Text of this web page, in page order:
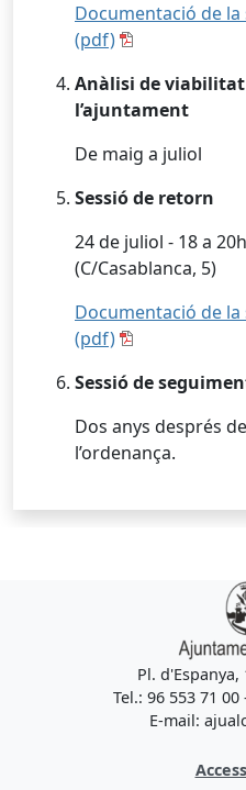
Documentació de la
(pdf)
Anàlisi de
l’ajuntament
De maig a juliol
Sessió de retorn
24 de juliol - 18 a
(C/Casablanca, 5)
Documentació de
(pdf)
Sessió de
Dos anys després
l’ordenança.
Pl. d'Espanya,
Tel.: 96 553 71 00
E-mail: